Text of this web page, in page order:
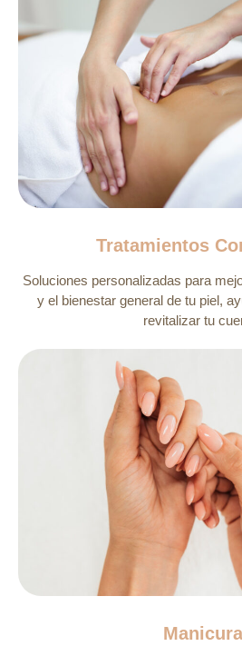
Tratamientos
Soluciones personalizadas para
y el bienestar general de tu piel,
revitalizar tu
Manicura